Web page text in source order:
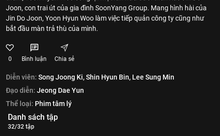
Joon, con trai út của gia đình SoonYang Group. Mang hình hài của
Jin Do Joon, Yoon Hyun Woo làm việc tiếp quản công ty cũng như
bắt đầu màn trả thù của mình.
0 Bình luận Chia sẻ
Diễn viên: Song Joong Ki,Shin Hyun Bin, Lee Sung Min
Đạo diễn: Jeong Dae Yun
Thể loại: Phim tâm lý
Danh sách tập
32/32 tập